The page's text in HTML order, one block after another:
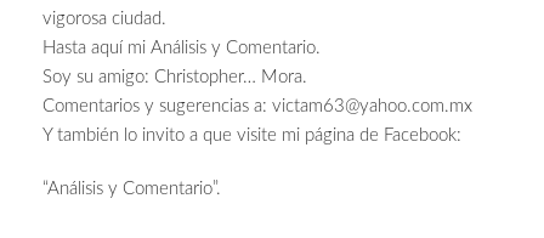
vigorosa ciudad.
Hasta aquí mi Análisis y Comentario.
Soy su amigo: Christopher… Mora.
Comentarios y sugerencias a: victam63@yahoo.com.mx
Y también lo invito a que visite mi página de Facebook:
“Análisis y Comentario”.